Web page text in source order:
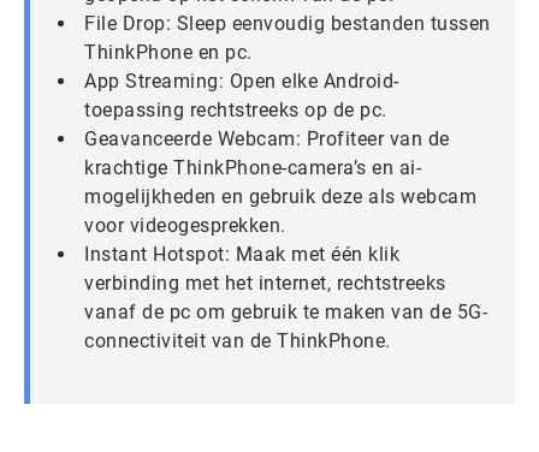
File Drop: Sleep eenvoudig bestanden tussen
ThinkPhone en pc.
App Streaming: Open elke Android-
toepassing rechtstreeks op de pc.
Geavanceerde Webcam: Profiteer van de
krachtige ThinkPhone-camera’s en ai-
mogelijkheden en gebruik deze als webcam
voor videogesprekken.
Instant Hotspot: Maak met één klik
verbinding met het internet, rechtstreeks
vanaf de pc om gebruik te maken van de 5G-
connectiviteit van de ThinkPhone.